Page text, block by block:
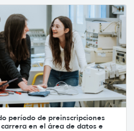
período de preinscripciones
en el área de datos e